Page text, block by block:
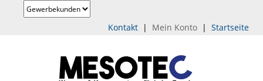
Startseite
|
Mein Konto
|
Kontakt